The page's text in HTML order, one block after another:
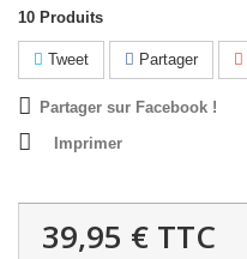
10 Produits
Tweet Partager
Partager sur Facebook !
Imprimer
39,95 € TTC